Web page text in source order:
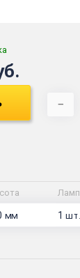
−
Ламп
мм 1шт.